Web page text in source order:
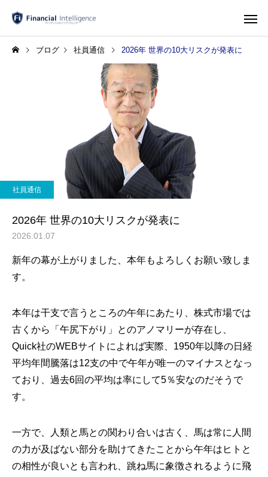
ブログ 社員通信 2026年 世界の10大リスクが発表に
社員通信
2026年 世界の10大リスクが発表に
2026.01.07
新年の幕が上がりました、本年もよろしくお願い致しま
す。
本年は干支で言うところの午年にあたり、株式市場では
古くから「午尻下がり」とのアノマリーが存在し、
Quick社のWEBサイトによれば実際、1950年以降の日経
平均年間騰落は12支の中で午年が唯一のマイナスとなっ
ており、過去6回の平均は率にして5％安なのだそうで
す。
一方で、人類と馬との関わり合いは古く、馬は常に人間
の力が及ばない部分を助けてきたことから午年はヒトと
の相性が良いとも言われ、跳ね馬に象徴されるように飛